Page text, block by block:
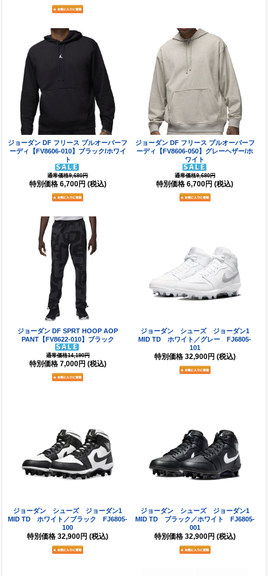
ジョーダン DF フリース プルオーバーフ
ーディ【FV8606-010】ブラック/ホワイ
ト
通常価格9,680円
特別価格 6,700円 (税込)
ジョーダン DF フリース プルオーバーフ
ーディ【FV8606-050】グレーヘザー/ホ
ワイト
通常価格9,680円
特別価格 6,700円 (税込)
ジョーダン DF SPRT HOOP AOP
PANT【FV8622-010】ブラック
通常価格14,190円
特別価格 7,000円 (税込)
ジョーダン シューズ ジョーダン1
MID TD ホワイト／グレー FJ6805-
101
特別価格 32,900円 (税込)
ジョーダン シューズ ジョーダン1
MID TD ホワイト／ブラック FJ6805-
100
特別価格 32,900円 (税込)
ジョーダン シューズ ジョーダン1
MID TD ブラック／ホワイト FJ6805-
001
特別価格 32,900円 (税込)